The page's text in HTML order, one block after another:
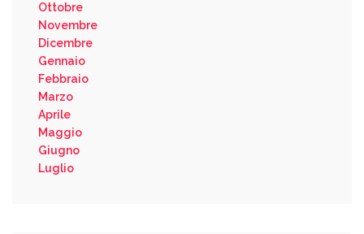
Ottobre
Novembre
Dicembre
Gennaio
Febbraio
Marzo
Aprile
Maggio
Giugno
Luglio